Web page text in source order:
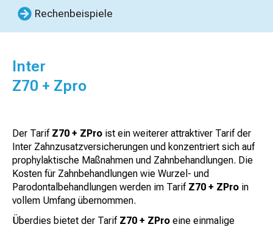
Rechenbeispiele
Inter
Z70 + Zpro
Der TarifZ70 + ZPro ist ein weiterer attraktiver Tarif der
Inter Zahnzusatzversicherungen und konzentriert sich auf
prophylaktische Maßnahmen und Zahnbehandlungen. Die
Kosten für Zahnbehandlungen wie Wurzel- und
Parodontalbehandlungen werden im Tarif Z70 + ZPro in
vollem Umfang übernommen.
Überdies bietet der Tarif Z70 + ZPro eine einmalige